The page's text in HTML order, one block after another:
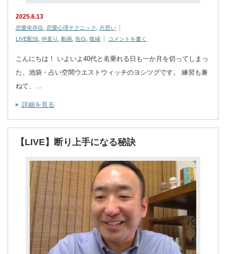
2025.6.13
恋愛依存症 恋愛心理テクニック
片思い
LIVE配信 仲直り 動画 告白 復縁 コメントを書く
こんにちは！ いよいよ40代と名乗れる日も一か月を切ってしまっ
た、池袋・占い空間ウエストウィッチのヨシツグです。 練習も兼
ねて、…
詳細を見る
【LIVE】断り上手になる秘訣